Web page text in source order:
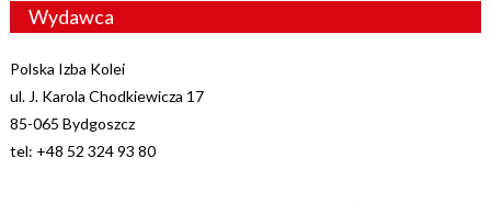
Wydawca
Polska Izba Kolei
ul. J. Karola Chodkiewicza 17
85-065 Bydgoszcz
tel: +48 52 324 93 80